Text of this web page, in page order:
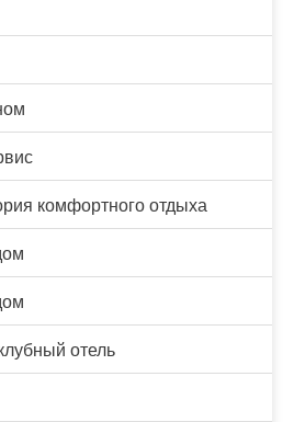
комфортного отдыха
отель